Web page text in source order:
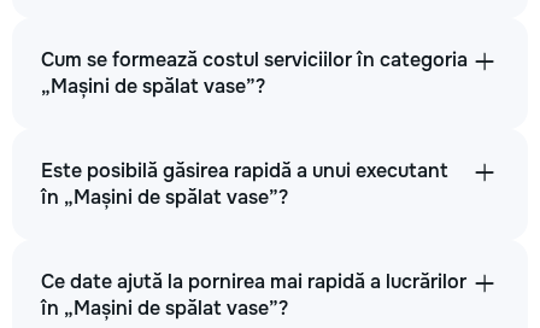
Cum se formează costul serviciilor în categoria
„Mașini de spălat vase”?
Este posibilă găsirea rapidă a unui executant
în „Mașini de spălat vase”?
Ce date ajută la pornirea mai rapidă a lucrărilor
în „Mașini de spălat vase”?